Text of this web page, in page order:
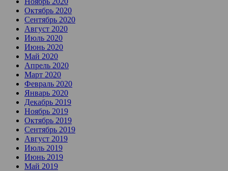
Октябрь 2020
Сентябрь 2020
Август 2020
Июль 2020
Июнь 2020
Май 2020
Апрель 2020
Март 2020
Февраль 2020
Январь 2020
Декабрь 2019
Ноябрь 2019
Октябрь 2019
Сентябрь 2019
Август 2019
Июль 2019
Июнь 2019
Май 2019